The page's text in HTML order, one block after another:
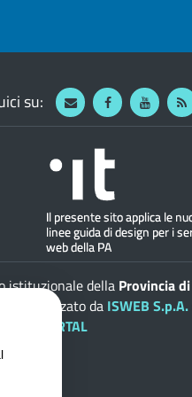
su: WebmailFacebook
istituzionale della Provincia
realizzato da ISWEB S.p.A.
ePORTAL